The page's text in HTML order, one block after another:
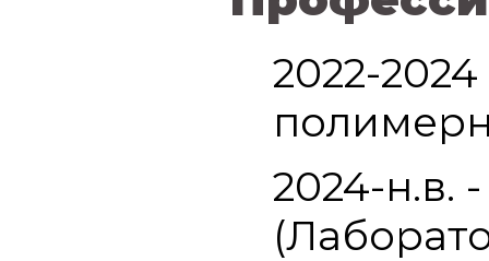
2022-
2024-н.в.